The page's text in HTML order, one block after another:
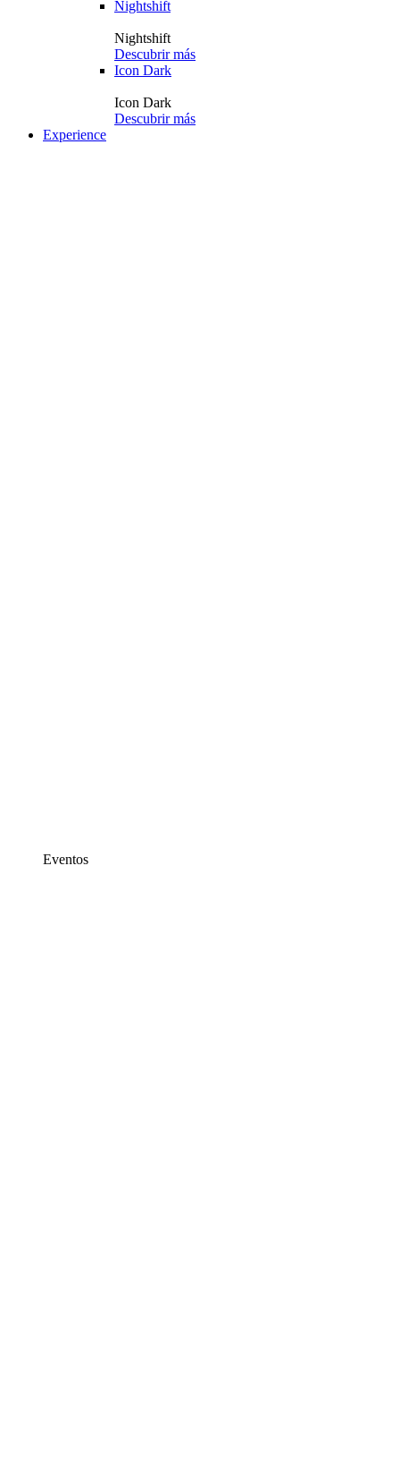
Nightshift
Nightshift
Descubrir más
Icon Dark
Icon Dark
Descubrir más
Experience
Eventos